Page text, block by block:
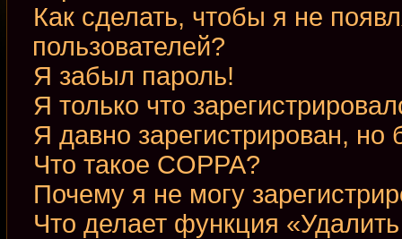
Как сделать, чтобы я не
пользователей?
Я забыл пароль!
Я только что
Я давно зарегистрирован, но
Что такое COPPA?
Почему я не могу
Что делает функция